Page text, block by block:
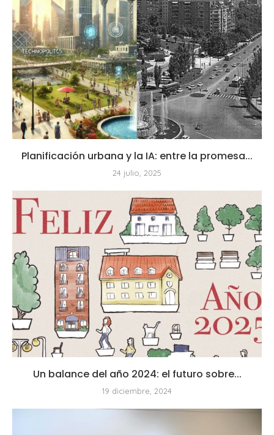
Planificación urbana y la IA: entre la promesa...
24 julio, 2025
Un balance del año 2024: el futuro sobre...
19 diciembre, 2024